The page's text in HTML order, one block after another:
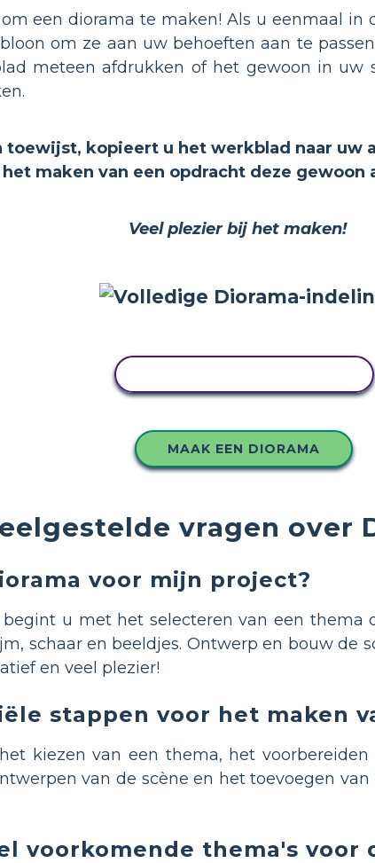
een diorama te maken! Als u eenmaal
om ze aan uw behoeften aan te
meteen afdrukken of het gewoon in uw
toewijst, kopieert u het werkblad naar uw
het maken van een opdracht deze gewoon
Veel plezier bij het maken!
MAAK EEN DIORAMA
vragen over
voor mijn project?
u met het selecteren van een thema
schaar en beeldjes. Ontwerp en bouw de
en veel plezier!
stappen voor het maken
kiezen van een thema, het
van de scène en het toevoegen
voorkomende thema's voor